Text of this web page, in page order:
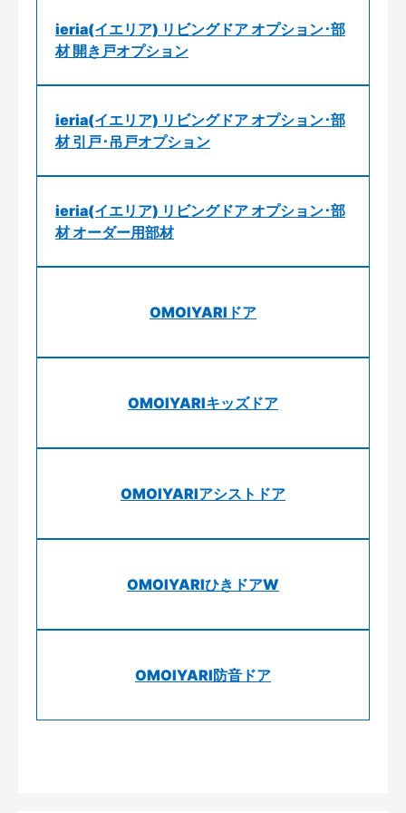
ieria(イエリア) リビングドア オプション･部
材 開き戸オプション
ieria(イエリア) リビングドア オプション･部
材 引戸･吊戸オプション
ieria(イエリア) リビングドア オプション･部
材 オーダー用部材
OMOIYARIドア
OMOIYARIキッズドア
OMOIYARIアシストドア
OMOIYARIひきドアW
OMOIYARI防音ドア